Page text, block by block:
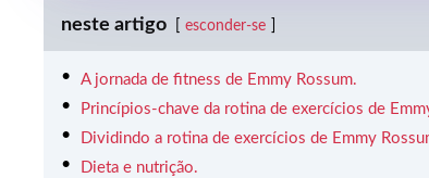
neste artigo esconder-se
A jornada de fitness de Emmy Rossum.
Princípios-chave da rotina de exercícios de
Dividindo a rotina de exercícios de Emmy
Dieta e nutrição.